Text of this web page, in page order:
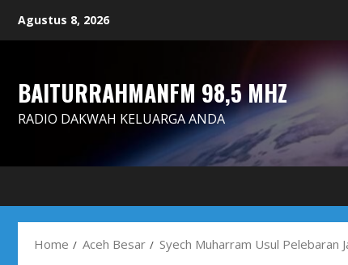
Agustus 8, 2026
BAITURRAHMANFM 98,5 MHZ
RADIO DAKWAH KELUARGA ANDA
Home Aceh Besar Syech Muharram Usul Pelebaran